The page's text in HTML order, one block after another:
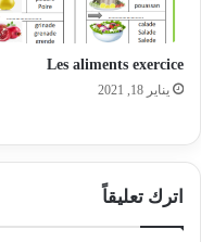
Les aliments exercice
يناير 18, 2021
اترك تعليقاً